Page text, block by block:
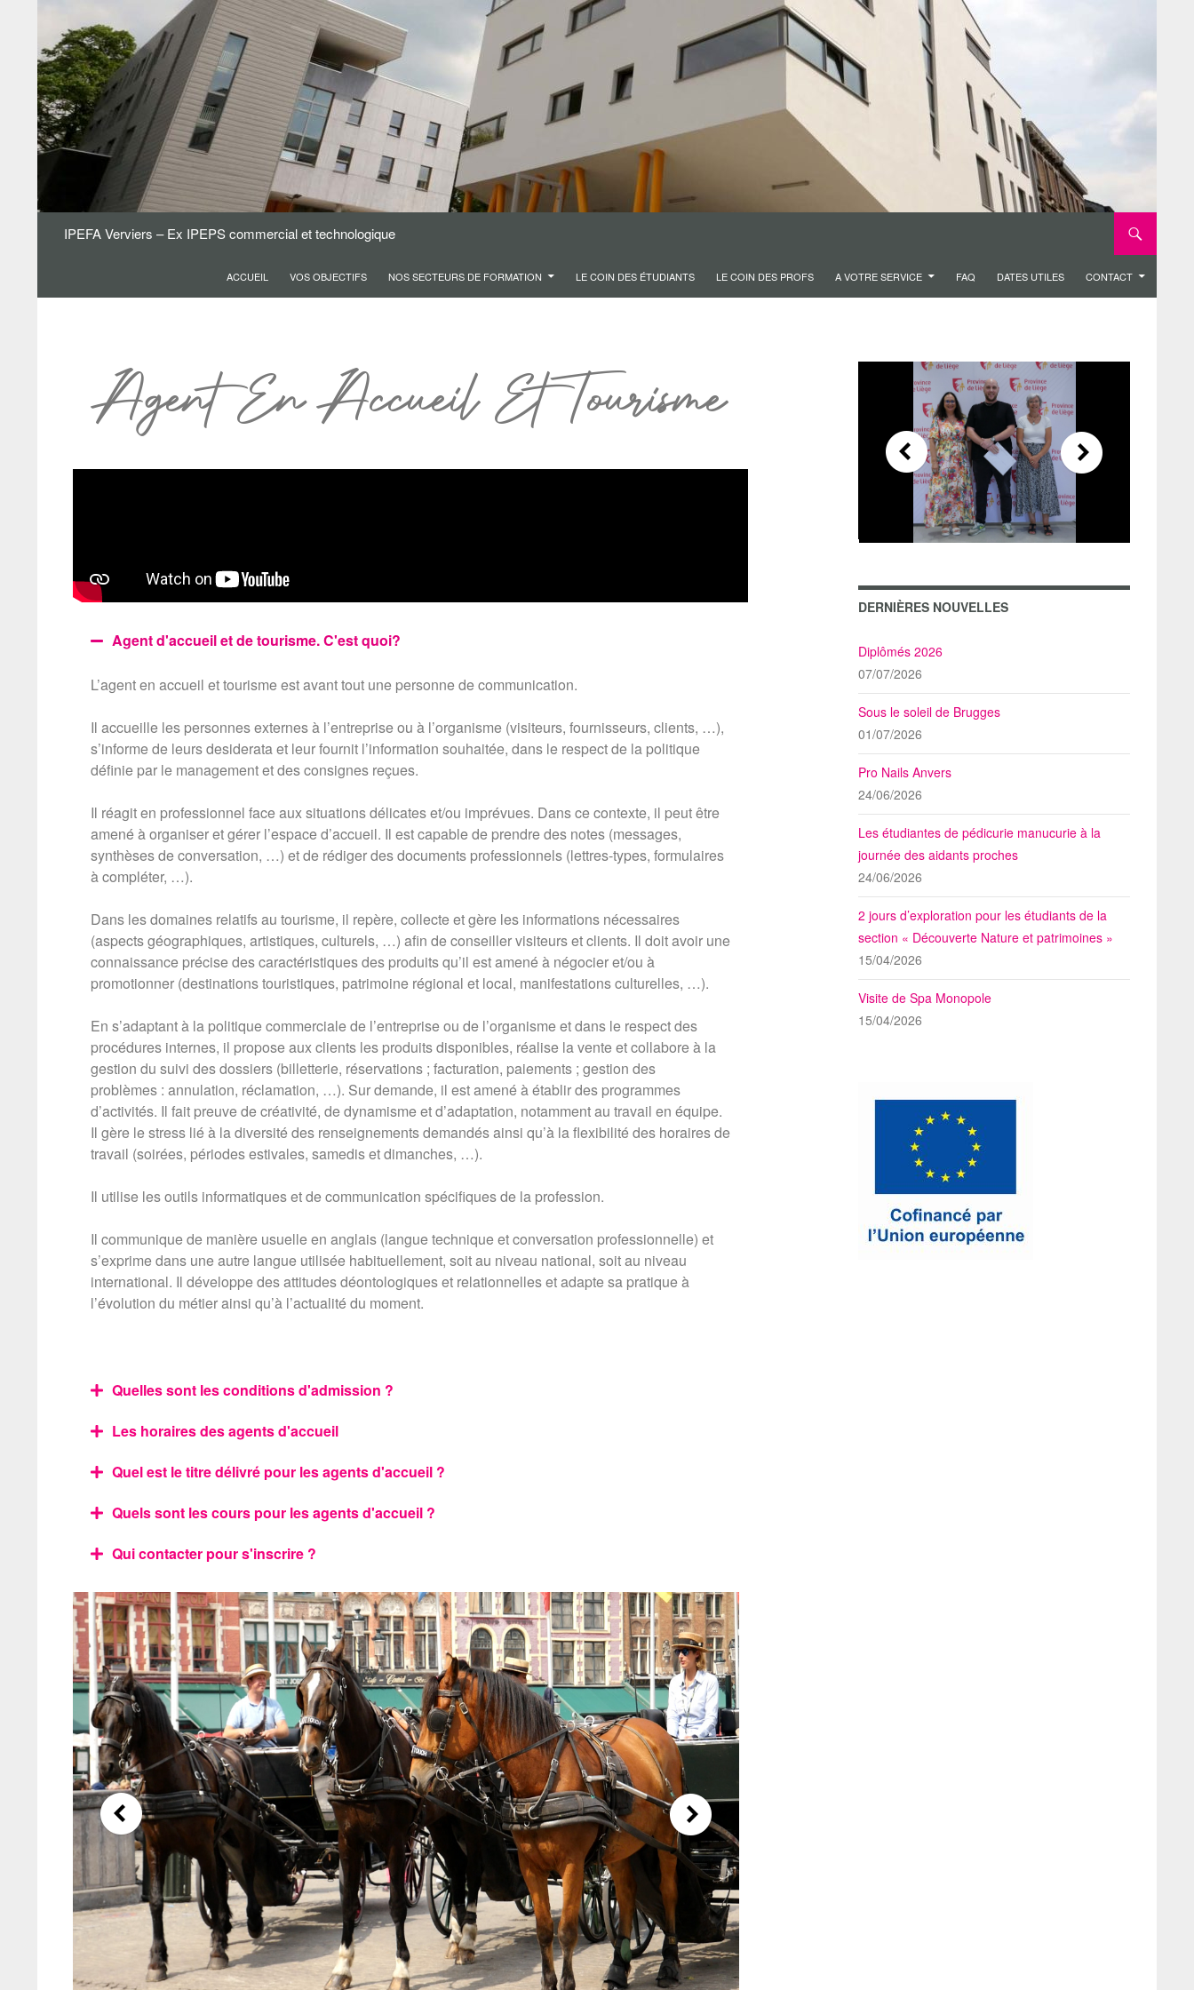
IPEFA Verviers – Ex IPEPS commercial et technologique
ACCUEIL VOS OBJECTIFS NOS SECTEURS DE FORMATION LE COIN DES ÉTUDIANTS LE COIN DES PROFS A VOTRE SERVICE FAQ DATES UTILES CONTACT
Agent En Accueil Et Tourisme
Agent d'accueil et de tourisme. C'est quoi?
L’agent en accueil et tourisme est avant tout une personne de communication.
Il accueille les personnes externes à l’entreprise ou à l’organisme (visiteurs, fournisseurs, clients, …),
s’informe de leurs desiderata et leur fournit l’information souhaitée, dans le respect de la politique
définie par le management et des consignes reçues.
Il réagit en professionnel face aux situations délicates et/ou imprévues. Dans ce contexte, il peut être
amené à organiser et gérer l’espace d’accueil. Il est capable de prendre des notes (messages,
synthèses de conversation, …) et de rédiger des documents professionnels (lettres-types, formulaires
à compléter, …).
Dans les domaines relatifs au tourisme, il repère, collecte et gère les informations nécessaires
(aspects géographiques, artistiques, culturels, …) afin de conseiller visiteurs et clients. Il doit avoir une
connaissance précise des caractéristiques des produits qu’il est amené à négocier et/ou à
promotionner (destinations touristiques, patrimoine régional et local, manifestations culturelles, …).
En s’adaptant à la politique commerciale de l’entreprise ou de l’organisme et dans le respect des
procédures internes, il propose aux clients les produits disponibles, réalise la vente et collabore à la
gestion du suivi des dossiers (billetterie, réservations ; facturation, paiements ; gestion des
problèmes : annulation, réclamation, …). Sur demande, il est amené à établir des programmes
d’activités. Il fait preuve de créativité, de dynamisme et d’adaptation, notamment au travail en équipe.
Il gère le stress lié à la diversité des renseignements demandés ainsi qu’à la flexibilité des horaires de
travail (soirées, périodes estivales, samedis et dimanches, …).
Il utilise les outils informatiques et de communication spécifiques de la profession.
Il communique de manière usuelle en anglais (langue technique et conversation professionnelle) et
s’exprime dans une autre langue utilisée habituellement, soit au niveau national, soit au niveau
international. Il développe des attitudes déontologiques et relationnelles et adapte sa pratique à
l’évolution du métier ainsi qu’à l’actualité du moment.
Quelles sont les conditions d'admission ?
Les horaires des agents d'accueil
Quel est le titre délivré pour les agents d'accueil ?
Quels sont les cours pour les agents d'accueil ?
Qui contacter pour s'inscrire ?
DERNIÈRES NOUVELLES
Diplômés 2026
07/07/2026
Sous le soleil de Brugges
01/07/2026
Pro Nails Anvers
24/06/2026
Les étudiantes de pédicurie manucurie à la
journée des aidants proches
24/06/2026
2 jours d’exploration pour les étudiants de la
section « Découverte Nature et patrimoines »
15/04/2026
Visite de Spa Monopole
15/04/2026